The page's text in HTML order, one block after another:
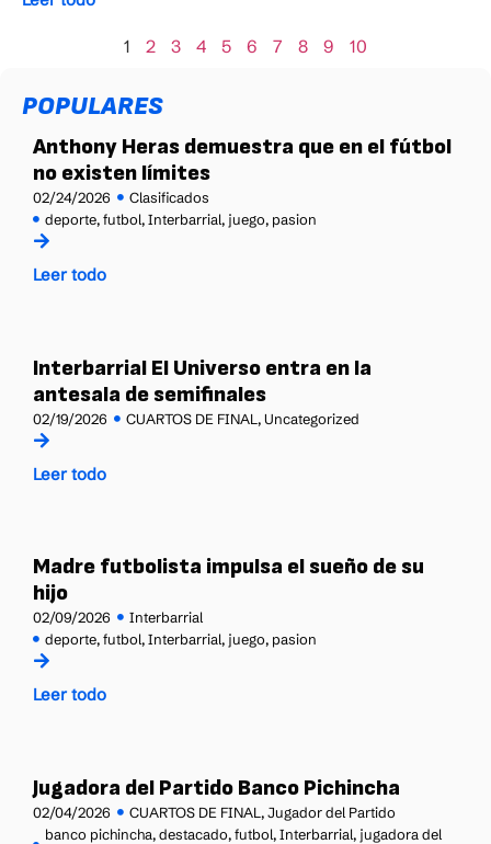
1 2 3 4 5 6 7 8 9 10
POPULARES
Anthony Heras demuestra que en el fútbol
no existen límites
02/24/2026
Clasificados
deporte,futbol,Interbarrial, juego, pasion
Leer todo
Interbarrial El Universo entra en la
antesala de semifinales
02/19/2026 CUARTOS DE FINAL ,Uncategorized
Leer todo
Madre futbolista impulsa el sueño de su
hijo
02/09/2026
Interbarrial
deporte,futbol,Interbarrial, juego, pasion
Leer todo
Jugadora del Partido Banco Pichincha
02/04/2026 CUARTOS DE FINAL ,Jugador del Partido
banco pichincha,destacado,futbol,Interbarrial, jugadora del